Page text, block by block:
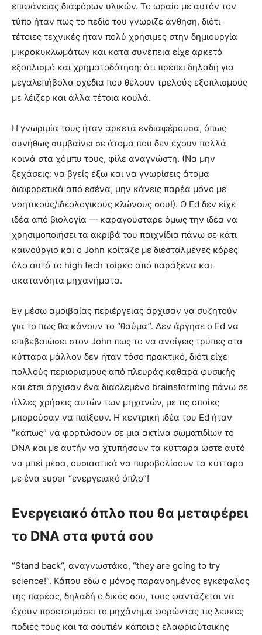
επιφάνειας διαφόρων υλικών. Το ωραίο με αυτόν τον
τύπο ήταν πως το πεδίο του γνώριζε άνθηση, διότι
τέτοιες τεχνικές ήταν πολύ χρήσιμες στην δημιουργία
μικροκυκλωμάτων και κατα συνέπεια είχε αρκετό
εξοπλισμό και χρηματοδότηση: ότι πρέπει δηλαδή για
μεγαλεπήβολα σχέδια που θέλουν τρελούς εξοπλισμούς
με λέιζερ και άλλα τέτοια κουλά.
Η γνωριμία τους ήταν αρκετά ενδιαφέρουσα, όπως
συνήθως συμβαίνει σε άτομα που δεν έχουν πολλά
κοινά στα χόμπυ τους, φίλε αναγνώστη. (Να μην
ξεχάσεις: να βγείς έξω και να γνωρίσεις άτομα
διαφορετικά από εσένα, μην κάνεις παρέα μόνο με
νοητικούς/ιδεολογικούς κλώνους σου!). Ο Ed δεν είχε
ιδέα από βιολογία — καραγούσταρε όμως την ιδέα να
χρησιμοποιήσει τα ακριβά του παιχνίδια πάνω σε κάτι
καινούργιο και ο John κοίταζε με διεσταλμένες κόρες
όλο αυτό το high tech τσίρκο από παράξενα και
ακατανόητα μηχανήματα.
Εν μέσω αμοιβαίας περιέργειας άρχισαν να συζητούν
για το πως θα κάνουν το “θαύμα”. Δεν άργησε ο Εd να
επιβεβαιώσει στον John πως το να ανοίγεις τρύπες στα
κύτταρα μάλλον δεν ήταν τόσο πρακτικό, διότι είχε
πολλούς περιορισμούς από πλευράς καθαρά φυσικής
και έτσι άρχισαν ένα διαολεμένο brainstorming πάνω σε
άλλες χρήσεις αυτών των μηχανών, με τις οποίες
μπορούσαν να παίξουν. Η κεντρική ιδέα του Ed ήταν
“κάπως” να φορτώσουν σε μια ακτίνα σωματιδίων το
DNA και με αυτήν να χτυπήσουν τα κύτταρα ώστε αυτό
να μπεί μέσα, ουσιαστικά να πυροβολίσουν τα κύτταρα
με ένα super “ενεργειακό όπλο”!
Ενεργειακό όπλο που θα μεταφέρει
το DNA στα φυτά σου
“Stand back“, αναγνωστάκο, “they are going to try
science!“. Κάπου εδώ ο μόνος παρανοημένος εγκέφαλος
της παρέας, δηλαδή ο δικός σου, τους φαντάζεται να
έχουν προετοιμάσει το μηχάνημα φορώντας τις λευκές
ποδιές τους και τα σουτιέν κάποιας ελαφριούτσικης